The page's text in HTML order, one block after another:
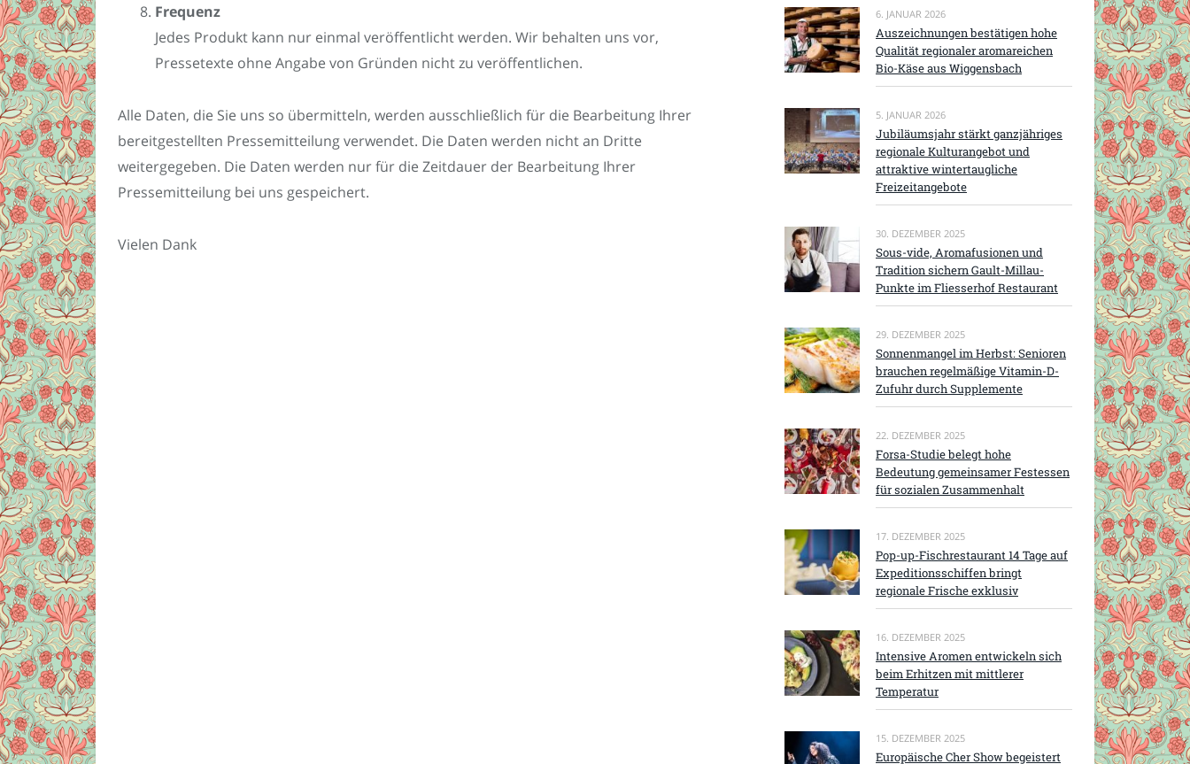
Frequenz
Jedes Produkt kann nur einmal veröffentlicht werden. Wir behalten uns vor,
Pressetexte ohne Angabe von Gründen nicht zu veröffentlichen.
Alle Daten, die Sie uns so übermitteln, werden ausschließlich für die Bearbeitung Ihrer
bereitgestellten Pressemitteilung verwendet. Die Daten werden nicht an Dritte
weitergegeben. Die Daten werden nur für die Zeitdauer der Bearbeitung Ihrer
Pressemitteilung bei uns gespeichert.
Vielen Dank
6. JANUAR 2026
Auszeichnungen bestätigen hohe
Qualität regionaler aromareichen
Bio-Käse aus Wiggensbach
5. JANUAR 2026
Jubiläumsjahr stärkt ganzjähriges
regionale Kulturangebot und
attraktive wintertaugliche
Freizeitangebote
30. DEZEMBER 2025
Sous-vide, Aromafusionen und
Tradition sichern Gault-Millau-
Punkte im Fliesserhof Restaurant
29. DEZEMBER 2025
Sonnenmangel im Herbst: Senioren
brauchen regelmäßige Vitamin-D-
Zufuhr durch Supplemente
22. DEZEMBER 2025
Forsa-Studie belegt hohe
Bedeutung gemeinsamer Festessen
für sozialen Zusammenhalt
17. DEZEMBER 2025
Pop-up-Fischrestaurant 14 Tage auf
Expeditionsschiffen bringt
regionale Frische exklusiv
16. DEZEMBER 2025
Intensive Aromen entwickeln sich
beim Erhitzen mit mittlerer
Temperatur
15. DEZEMBER 2025
Europäische Cher Show begeistert